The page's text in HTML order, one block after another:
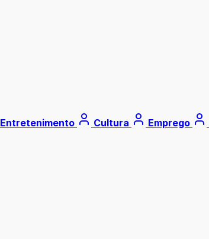
Entretenimento Cultura Emprego